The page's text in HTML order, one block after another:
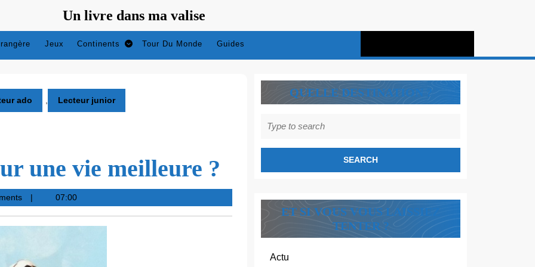
Un livre dans ma valise
Jeux Continents Tour Du Monde Guides
ado Lecteur junior
une vie meilleure ?
07:00
QUELLE DESTINATION ?
for:
ET SI VOUS VOUS LAISSIEZ
TENTER ?
Actu